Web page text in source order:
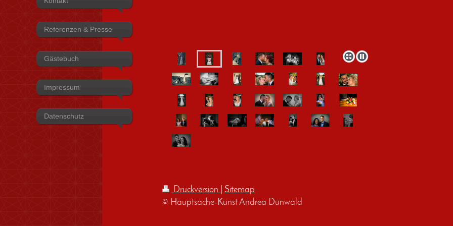
Referenzen & Presse
Gästebuch
Impressum
Datenschutz
Druckversion
Sitemap
© Hauptsache-Kunst Andrea Dünwald